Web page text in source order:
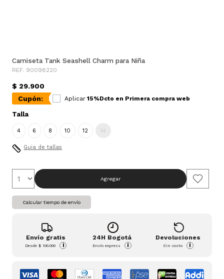
Camiseta Tank Seashell Charm para Niña
REF. 90098220
$ 29.900
Cupón:
Aplicar 15%Dcto en Primera compra web
Talla
4 6 8 10 12 14
Guia de tallas
Agregar
Calcular tiempo de envío
Envío gratis
Desde$ 100.000 i
24H Bogotá
Envío express i
Devoluciones
Sin costo i